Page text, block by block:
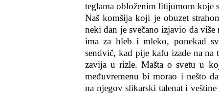
teglama obloženim litijumom koje
Naš komšija koji je obuzet
neki dan je svečano izjavio da više
ima za hleb i mleko, ponekad
sendvič, kad pije kafu izađe na na
zavija u rizle. Mašta o svetu u
međuvremenu bi morao i nešto
na njegov slikarski talenat i